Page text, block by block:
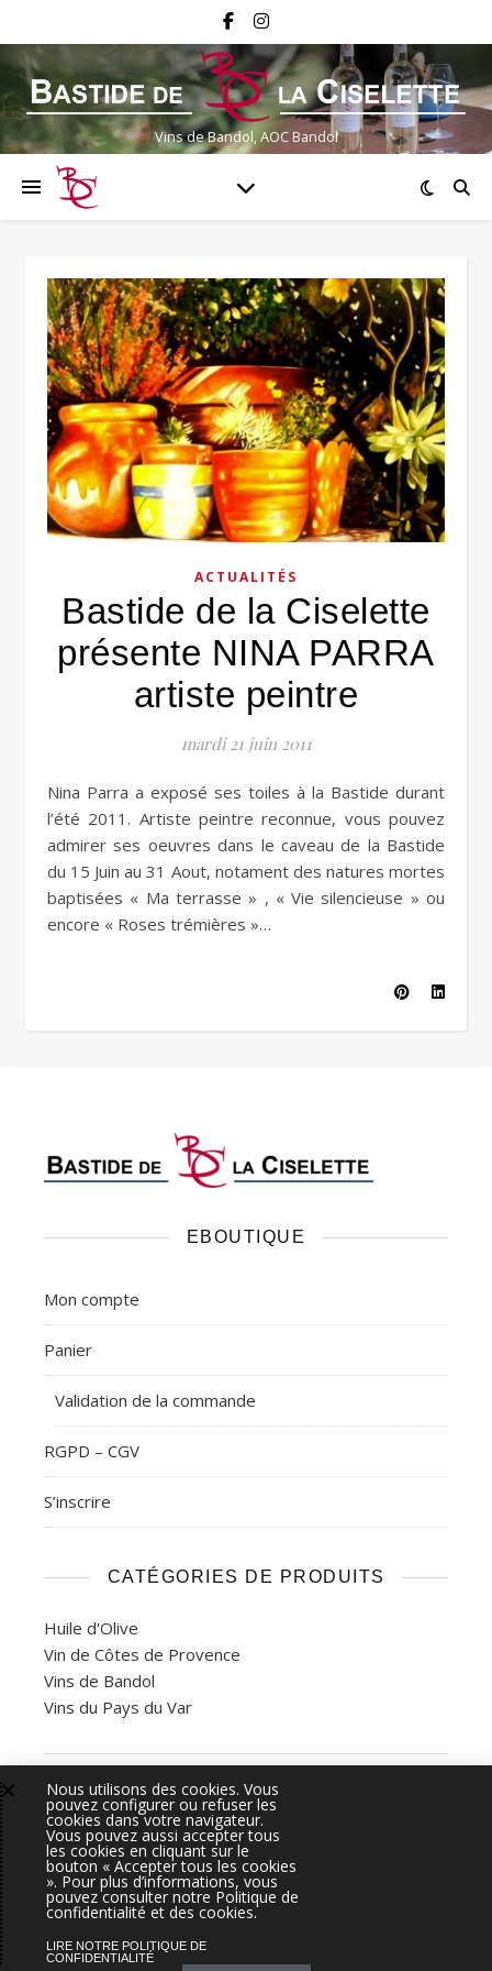
Vins de Bandol, AOC Bandol
ACTUALITÉS
Bastide de la Ciselette
présente NINA PARRA
artiste peintre
mardi 21 juin 2011
Nina Parra a exposé ses toiles à la Bastide durant
l’été 2011. Artiste peintre reconnue, vous pouvez
admirer ses oeuvres dans le caveau de la Bastide
du 15 Juin au 31 Aout, notament des natures mortes
baptisées « Ma terrasse » , « Vie silencieuse » ou
encore « Roses trémières »…
EBOUTIQUE
Mon compte
Panier
Validation de la commande
RGPD – CGV
S’inscrire
CATÉGORIES DE PRODUITS
Huile d'Olive
Vin de Côtes de Provence
Vins de Bandol
Vins du Pays du Var
2026 Bastide de la Ciselette - Gemea Interactive ©.
L'ABUS D'ALCOOL EST DANGEREUX POUR LA SANTÉ, À
CONSOMMER AVEC MODÉRATION - LA VENTE D'ALCOOL EST
INTERDITE AUX MINEURS
Distributeurs eBoutique
Nous utilisons des cookies. Vous
pouvez configurer ou refuser les
cookies dans votre navigateur.
Vous pouvez aussi accepter tous
les cookies en cliquant sur le
bouton « Accepter tous les cookies
». Pour plus d’informations, vous
pouvez consulter notre Politique de
confidentialité et des cookies.
LIRE NOTRE POLITIQUE DE
CONFIDENTIALITÉ